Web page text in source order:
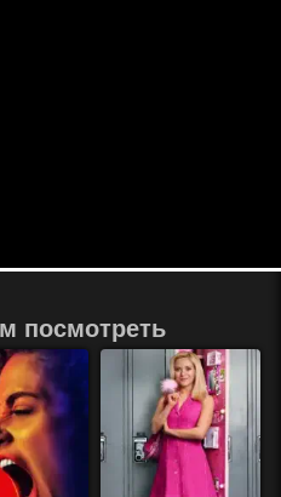
посмотреть